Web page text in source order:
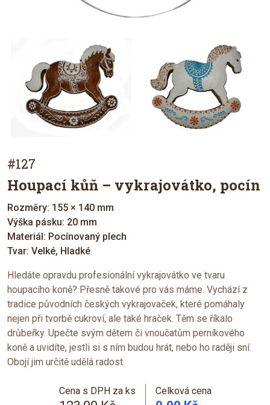
#127
Houpací kůň – vykrajovátko, pocín
Rozměry: 155 × 140 mm
Výška pásku: 20 mm
Materiál: Pocínovaný plech
Tvar: Velké, Hladké
Hledáte opravdu profesionální vykrajovátko ve tvaru
houpacího koně? Přesně takové pro vás máme. Vychází z
tradice původních českých vykrajovaček, které pomáhaly
nejen při tvorbě cukroví, ale také hraček. Těm se říkalo
drůbeřky. Upečte svým dětem či vnoučatům perníkového
koně a uvidíte, jestli si s ním budou hrát, nebo ho raději sní.
Obojí jim určitě udělá radost.
Cena s DPH za ks Celková cena